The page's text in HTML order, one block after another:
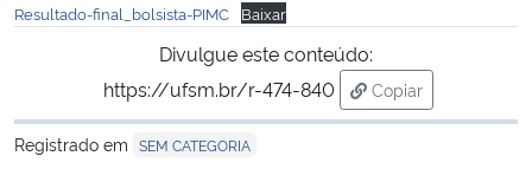
Ministério da Ciência, Tecnologia, Inovações e Comunicações
Ministério do Turismo
Resultado-final_bolsista-PIMC Baixar
Divulgue este conteúdo:
https://ufsm.br/r-474-840
Copiar
para área de
Registrado em SEM CATEGORIA